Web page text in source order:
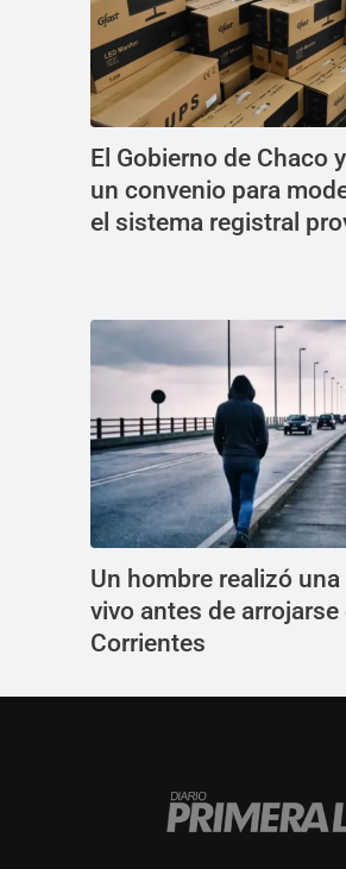
El Gobierno de Chaco
un convenio para
el sistema registral
Un hombre realizó
vivo antes de
Corrientes